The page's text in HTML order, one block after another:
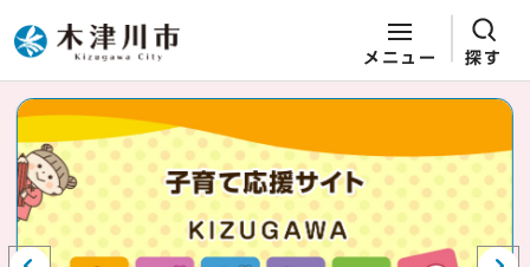
ページの先頭です
メニュー 探す
ここから本文です
ビジュアルエリア。木津川市役所か
らの紹介、お知らせ。